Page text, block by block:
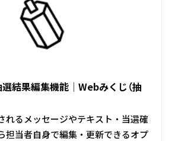
選結果編集機能│Webみくじ（抽
れるメッセージやテキスト・当選確
担当者自身で編集・更新できるオプ